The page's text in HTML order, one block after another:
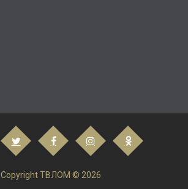
Copyright ТВЛОМ © 2026